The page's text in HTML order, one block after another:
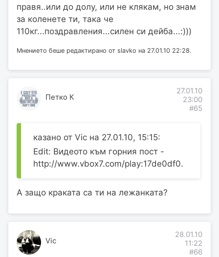
правя..или до долу, или не клякам, но знам
за коленете ти, така че
110кг...поздравления...силен си дейба...:)))
Мнението беше редактирано от slavko на 27.01.10 22:28.
Петко К
27.01.10
23:00
#65
казано от Vic на 27.01.10, 15:15:
Edit: Видеото към горния пост -
http://www.vbox7.com/play:17de0df0.
А защо краката са ти на лежанката?
Vic
28.01.10
11:22
#66